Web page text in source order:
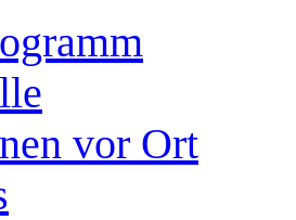
vor Ort